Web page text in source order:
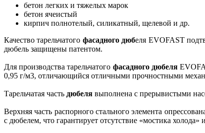
бетон легких и тяжелых марок
бетон ячеистый
кирпич полнотелый, силикатный, щелевой и др.
Качество тарельчатого фасадного дюбеля EVOFAST
дюбель защищены патентом.
Для производства тарельчатого фасадного дюбеля
0,95 г/м3, отличающийся отличными прочностными
Тарельчатая часть дюбеля выполнена с прерывистыми
Верхняя часть распорного стального элемента
с дюбелем, что гарантирует отсутствие «мостика